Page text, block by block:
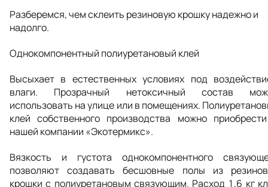
Разберемся, чем склеить резиновую крошку надежно и
надолго.
Однокомпонентный полиуретановый клей
Высыхает в естественных условиях под
влаги. Прозрачный нетоксичный состав
использовать на улице или в помещениях.
клей собственного производства можно
нашей компании «Экотермикс».
Вязкость и густота однокомпонентного
позволяют создавать бесшовные полы из
крошки с полиуретановым связующим. Расход 1,6 кг